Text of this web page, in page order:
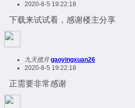
2020-8-5 19:22:18
下载来试试看，感谢楼主分享
九天揽月 gaoyingxuan26
2020-8-5 19:22:18
正需要非常感谢